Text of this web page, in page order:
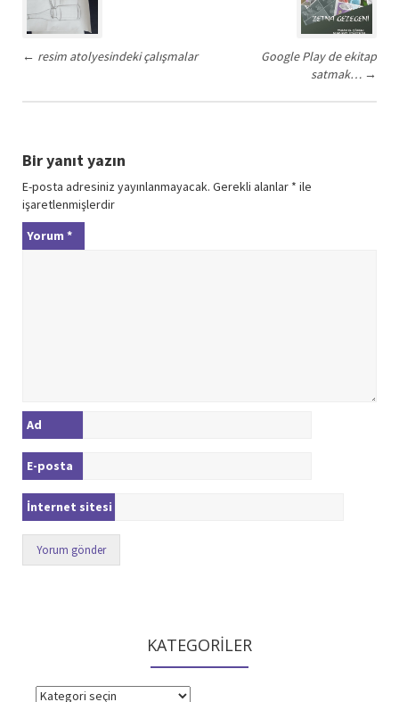
← resim atolyesindeki çalışmalar
Google Play de ekitap
satmak… →
Bir yanıt yazın
E-posta adresiniz yayınlanmayacak. Gerekli alanlar * ile
işaretlenmişlerdir
Yorum *
Ad
E-posta
İnternet sitesi
KATEGORİLER
KATEGORİLER